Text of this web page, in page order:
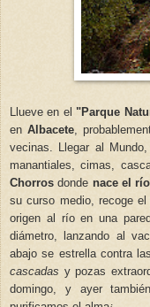
ueve en el "Parque
en Albacete,
vecinas. Llegar al
manantiales, cimas ,
Chorros donde nace el
su curso medio, recoge
origen al río en una
diámetro, lanzando al
abajo se estrella contra
cascadas y pozas
domingo, y ayer